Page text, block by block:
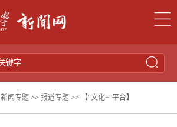
新闻专题 >> 报道专题 >> 【“文化+”平台】